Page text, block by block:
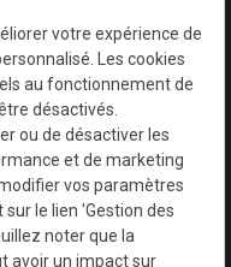
votre expérience de
Les cookies
au fonctionnement de
désactivés.
ou de désactiver les
et de marketing
vos paramètres
le lien 'Gestion des
noter que la
avoir un impact sur